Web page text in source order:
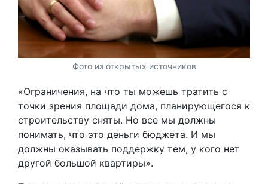
Фото из открытых источников
«Ограничения, на что ты можешь тратить с
точки зрения площади дома, планирующегося к
строительству сняты. Но все мы должны
понимать, что это деньги бюджета. И мы
должны оказывать поддержку тем, у кого нет
другой большой квартиры».